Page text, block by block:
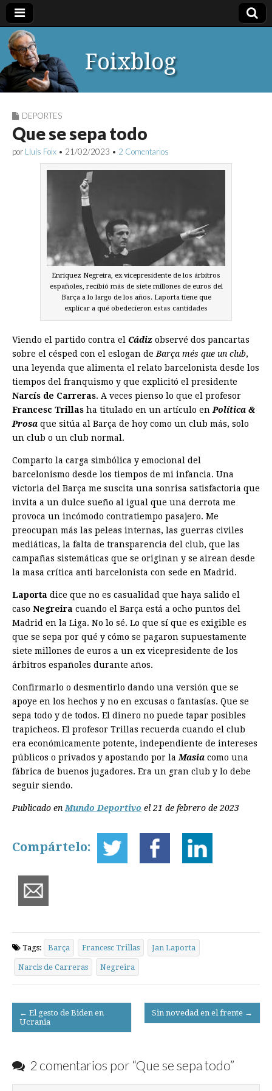
Foixblog
DEPORTES
Que se sepa todo
por Lluís Foix • 21/02/2023 • 2 Comentarios
Enríquez Negreira, ex vicepresidente de los árbitros
españoles, recibió más de siete millones de euros del
Barça a lo largo de los años. Laporta tiene que
explicar a qué obedecieron estas cantidades
Viendo el partido contra el Cádiz observé dos pancartas
sobre el césped con el eslogan deBarça més que un club,
una leyenda que alimenta el relato barcelonista desde los
tiempos del franquismo y que explicitó el presidente
Narcís de Carreras. A veces pienso lo que el profesor
Francesc Trillas ha titulado en un artículo enPolítica &
Prosa que sitúa al Barça de hoy como un club más, solo
un club o un club normal.
Comparto la carga simbólica y emocional del
barcelonismo desde los tiempos de mi infancia. Una
victoria del Barça me suscita una sonrisa satisfactoria que
invita a un dulce sueño al igual que una derrota me
provoca un incómodo contratiempo pasajero. Me
preocupan más las peleas internas, las guerras civiles
mediáticas, la falta de transparencia del club, que las
campañas sistemáticas que se originan y se airean desde
la masa crítica anti barcelonista con sede en Madrid.
Laporta dice que no es casualidad que haya salido el
caso Negreira cuando el Barça está a ocho puntos del
Madrid en la Liga. No lo sé. Lo que sí que es exigible es
que se sepa por qué y cómo se pagaron supuestamente
siete millones de euros a un ex vicepresidente de los
árbitros españoles durante años.
Confirmarlo o desmentirlo dando una versión que se
apoye en los hechos y no en excusas o fantasías. Que se
sepa todo y de todos. El dinero no puede tapar posibles
trapicheos. El profesor Trillas recuerda cuando el club
era económicamente potente, independiente de intereses
públicos o privados y apostando por laMasia como una
fábrica de buenos jugadores. Era un gran club y lo debe
seguir siendo.
Publicado enMundo Deportivo el 21 de febrero de 2023
Compártelo:
Tags: Barça Francesc Trillas Jan Laporta
Narcis de Carreras Negreira
Post
navigation
← El gesto de Biden en
Ucrania
Sin novedad en el frente →
2 comentarios por “Que se sepa todo”